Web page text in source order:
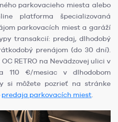
parkovacieho miesta alebo
platforma špecializovaná
parkovacích miest a garáží
transakcií: predaj, dlhodobý
prenájom (do 30 dní).
RETRO na Nevädzovej ulici v
110 €/mesiac v dlhodobom
si môžete pozrieť na stránke
predaja parkovacích miest